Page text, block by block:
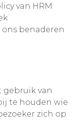
van HRM
benaderen
gebruik van
te houden wie
zich op